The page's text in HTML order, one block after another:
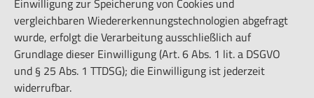
Einwilligung zur Speicherung von Cookies und
vergleichbaren Wiedererkennungstechnologien abgefragt
wurde, erfolgt die Verarbeitung ausschließlich auf
Grundlage dieser Einwilligung (Art. 6 Abs. 1 lit. a DSGVO
und § 25 Abs. 1 TTDSG); die Einwilligung ist jederzeit
widerrufbar.